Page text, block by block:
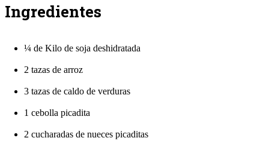
Ingredientes
¼ de Kilo de soja deshidratada
2 tazas de arroz
3 tazas de caldo de verduras
1 cebolla picadita
2 cucharadas de nueces picaditas